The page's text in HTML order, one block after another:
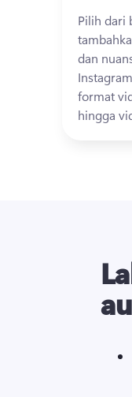
Pilih dari
dan
format
hingga